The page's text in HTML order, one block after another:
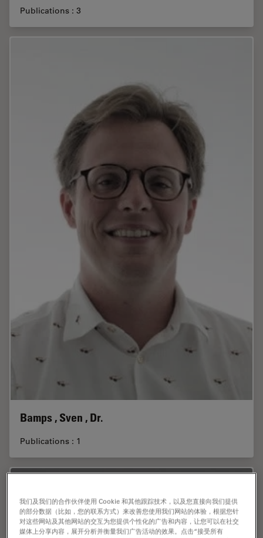
Publications : 3
Bamps , Sven , Dr.
Publications : 1
我们及我们的合作伙伴使用 Cookie 和其他跟踪技术，以及您直接向我们提供
的部分数据（比如，您的联系方式）来改善您使用我们网站的体验，根据您针
对这些网站及其他网站的交互为您提供个性化的广告和内容，让您可以在社交
媒体上分享内容，展开分析并衡量我们广告活动的效果。点击“接受所有